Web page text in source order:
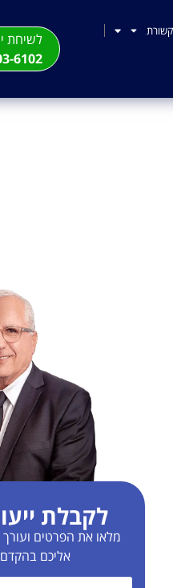
לשיחת
6102
לקבלת
מלאו את הפרטים ועורך
אליכם